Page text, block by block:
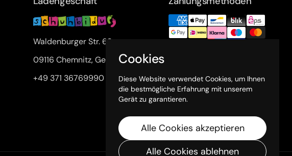
Waldenburger Str. 63a
09116 Chemnitz, Germany
+49 371 36769990
Cookies
Diese Website verwendet Cookies, um Ihnen
die bestmögliche Erfahrung mit unserem
Gerät zu garantieren.
Alle Cookies akzeptieren
Alle Cookies ablehnen